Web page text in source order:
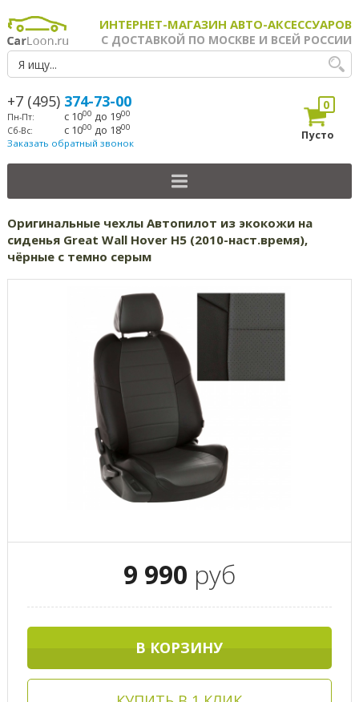
ИНТЕРНЕТ-МАГАЗИН АВТО-АКСЕССУАРОВ
С ДОСТАВКОЙ ПО МОСКВЕ И ВСЕЙ РОССИИ
+7 (495) 374-73-00
Пн-Пт: с 1000 до 1900
Сб-Вс: с 1000 до 1800
Заказать обратный звонок
0
Пусто
Оригинальные чехлы Автопилот из экокожи на
сиденья Great Wall Hover H5 (2010-наст.время),
чёрные с темно серым
9 990 руб
В КОРЗИНУ